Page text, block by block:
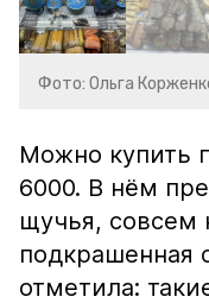
Фото: Ольга
Можно купить
6000. В нём
щучья, совсем
подкрашенная
отметила: